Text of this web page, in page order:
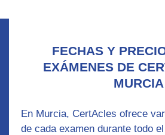
FECHAS Y
EXÁMENES DE
MURCIA
En Murcia, CertAcles ofrece
de cada examen durante todo